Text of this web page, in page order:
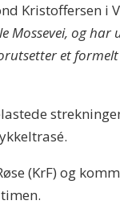
Kristoffersen i
Mossevei, og
et formelt
(KrF) og